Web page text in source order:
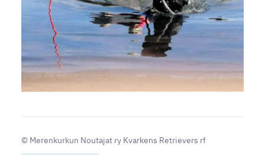
© Merenkurkun Noutajat ry Kvarkens Retrievers rf